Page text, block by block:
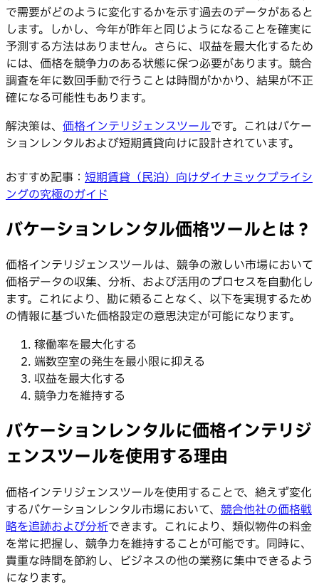
で需要がどのように変化するかを示す過去のデータがあると
します。しかし、今年が昨年と同じようになることを確実に
予測する方法はありません。さらに、収益を最大化するため
には、価格を競争力のある状態に保つ必要があります。競合
調査を年に数回手動で行うことは時間がかかり、結果が不正
確になる可能性もあります。
解決策は、 価格インテリジェンスツールです。これはバケー
ションレンタルおよび短期賃貸向けに設計されています。
おすすめ記事： 短期賃貸（民泊）向けダイナミックプライシ
ングの究極のガイド
バケーションレンタル価格ツールとは？
価格インテリジェンスツールは、競争の激しい市場において
価格データの収集、分析、および活用のプロセスを自動化し
ます。これにより、勘に頼ることなく、以下を実現するため
の情報に基づいた価格設定の意思決定が可能になります。
稼働率を最大化する
端数空室の発生を最小限に抑える
収益を最大化する
競争力を維持する
バケーションレンタルに価格インテリジ
ェンスツールを使用する理由
価格インテリジェンスツールを使用することで、絶えず変化
するバケーションレンタル市場において、 競合他社の価格戦
略を追跡および分析できます。これにより、類似物件の料金
を常に把握し、競争力を維持することが可能です。同時に、
貴重な時間を節約し、ビジネスの他の業務に集中できるよう
になります。